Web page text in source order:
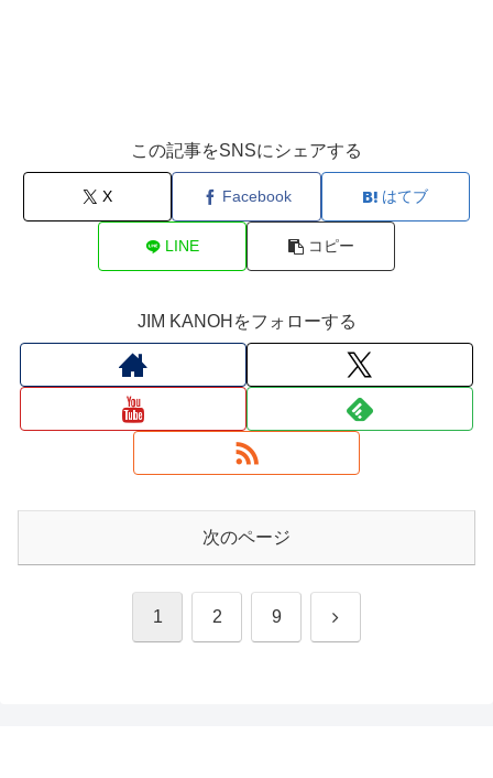
この記事をSNSにシェアする
X Facebook はてブ
LINE コピー
JIM KANOHをフォローする
次のページ
1 2 9 次